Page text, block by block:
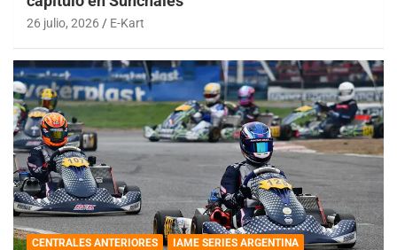
26 julio, 2026 E-Kart
CENTRALES ANTERIORES
IAME SERIES ARGENTINA